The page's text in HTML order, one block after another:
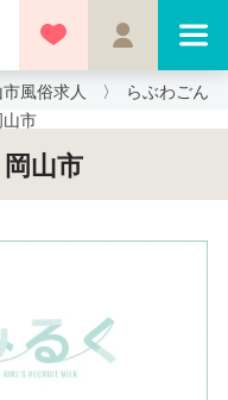
風俗求人
らぶわごん
市
山市